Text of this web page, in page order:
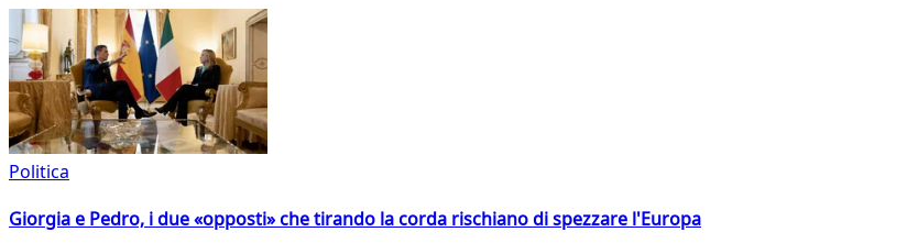
Politica
Giorgia e Pedro, i due «opposti» che tirando la corda rischiano di spezzare l'Europa